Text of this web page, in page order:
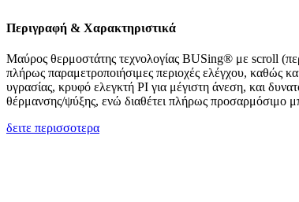
Περιγραφή & Χαρακτηριστικά
Μαύρος θερμοστάτης τεχνολογίας BUSing® με scroll
πλήρως παραμετροποιήσιμες περιοχές ελέγχου, καθώς
υγρασίας, κρυφό ελεγκτή PI για μέγιστη άνεση, και
θέρμανσης/ψύξης, ενώ διαθέτει πλήρως προσαρμόσιμο
δειτε περισσοτερα